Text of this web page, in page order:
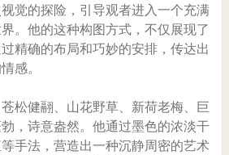
觉的探险，引导观者进入一个充满
。他的这种构图方式，不仅展现了
精确的布局和巧妙的安排，传达出
感。
松健翮、山花野草、新荷老梅、巨
，诗意盎然。他通过墨色的浓淡干
手法，营造出一种沉静周密的艺术